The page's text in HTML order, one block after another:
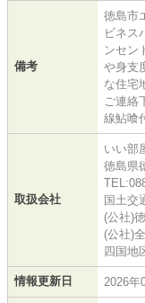
備考
徳島市
ビネス
ンセン
や身支
な住宅
ご連絡
線鮎喰
取扱会社
いい部
徳島県
国土交
(公社)
(公社)
四国地
情報更新日 2026年